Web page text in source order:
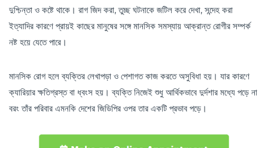
দুশ্চিন্তা ও কষ্টে থাকে। রাগ জিদ করা, তুচ্ছ ঘটনাকে জটিল করে দেখা, সন্দেহ করা
ইত্যাদির কারণে প্রায়ই কাছের মানুষের সঙ্গে মানসিক সমস্যায় আক্রান্ত রোগীর সম্পর্ক
নষ্ট হয়ে যেতে পারে।
মানসিক রোগ হলে ব্যক্তির লেখাপড়া ও পেশাগত কাজ করতে অসুবিধা হয়। যার কারণে
ক্যারিয়ার ক্ষতিগ্রস্ত বা ধ্বংস হয়। ব্যক্তি নিজেই শুধু আর্থিকভাবে দুর্দশার মধ্যে পড়ে না
বরং তাঁর পরিবার এমনকি দেশের জিডিপির ওপর তার একটি প্রভাব পড়ে।